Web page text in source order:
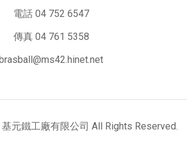
電話 04 752 6547
傳真 04 761 5358
元鐵工廠有限公司 All Rights Reserved.